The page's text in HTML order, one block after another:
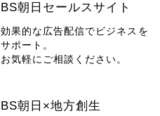
BS朝日セールスサイト
効果的な広告配信でビジネスを
サポート。
お気軽にご相談ください。
BS朝日×地方創生